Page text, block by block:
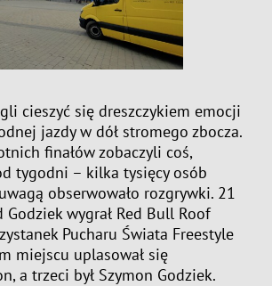
cieszyć się dreszczykiem emocji
jazdy w dół stromego zbocza.
finałów zobaczyli coś,
tygodni – kilka tysięcy osób
obserwowało rozgrywki. 21
wygrał Red Bull Roof
Pucharu Świata Freestyle
miejscu uplasował się
a trzeci był Szymon Godziek.